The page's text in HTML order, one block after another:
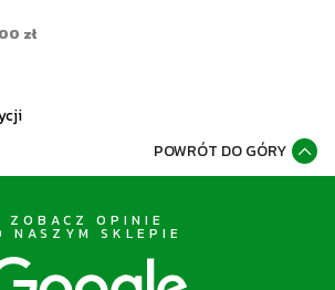
zł
POWRÓT DO GÓRY
ZOBACZ OPINIE
NASZYM SKLEPIE